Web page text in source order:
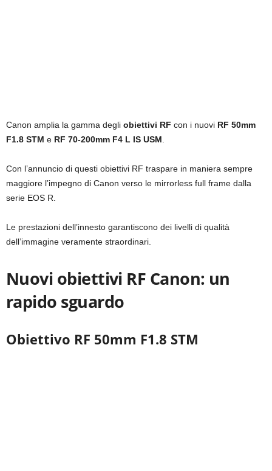
Canon amplia la gamma degli obiettivi RF con i nuovi RF 50mm
F1.8 STM e RF 70-200mm F4 L IS USM
Con l’annuncio di questi obiettivi RF traspare in maniera sempre
maggiore l’impegno di Canon verso le mirrorless full frame dalla
serie EOS R.
Le prestazioni dell’innesto garantiscono dei livelli di qualità
dell’immagine veramente straordinari.
Nuovi obiettivi RF Canon: un
rapido sguardo
Obiettivo RF 50mm F1.8 STM